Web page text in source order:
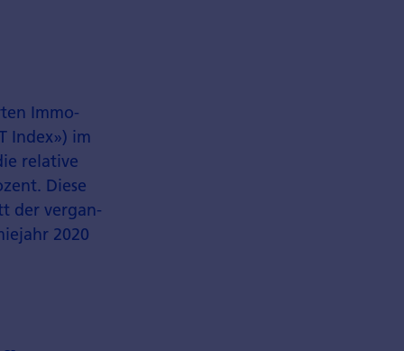
Immo­
Index») im
relative
Diese
der vergan­
2020